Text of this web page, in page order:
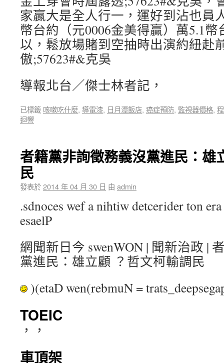
家贏大是全人行一，運好到沾也員
幣台約（元0006金美得贏）萬5.1幣
以，鬆放場賭到空抽時出演約紐赴
傲;57623#&克吳
導報北台／傑士林者記，
已標籤 咳嗽吃什麼, 導電漆, 日月潭飯店, 癌症預防, 監視器價格,
迴響
者籍黨非詢徵務義沒黨進民：雄
民
發表於2014 年 04 月 30 日 由 admin
.sdnoces wef a nihtiw detcerider ton
esaelP
網聞新日今 swenWON | 聞新治政 |
黨進民：雄立顧 ？哲文柯輸調民
)(etaD wen(rebmuN =
TOEIC
，，
車頂架